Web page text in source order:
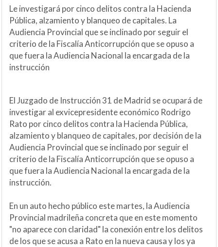
Le investigará por cinco delitos contra la Hacienda
Pública, alzamiento y blanqueo de capitales. La
Audiencia Provincial que se inclinado por seguir el
criterio de la Fiscalía Anticorrupción que se opuso a
que fuera la Audiencia Nacional la encargada de la
instrucción
El Juzgado de Instrucción 31 de Madrid se ocupará de
investigar al exvicepresidente económico Rodrigo
Rato por cinco delitos contra la Hacienda Pública,
alzamiento y blanqueo de capitales, por decisión de la
Audiencia Provincial que se inclinado por seguir el
criterio de la Fiscalía Anticorrupción que se opuso a
que fuera la Audiencia Nacional la encargada de la
instrucción.
En un auto hecho público este martes, la Audiencia
Provincial madrileña concreta que en este momento
"no aparece con claridad" la conexión entre los delitos
de los que se acusa a Rato en la nueva causa y los ya